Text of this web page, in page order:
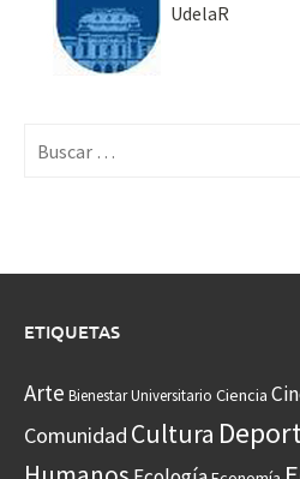
UdelaR
ETIQUETAS
Arte Bienestar Universitario Ciencia
Comunidad Cultura